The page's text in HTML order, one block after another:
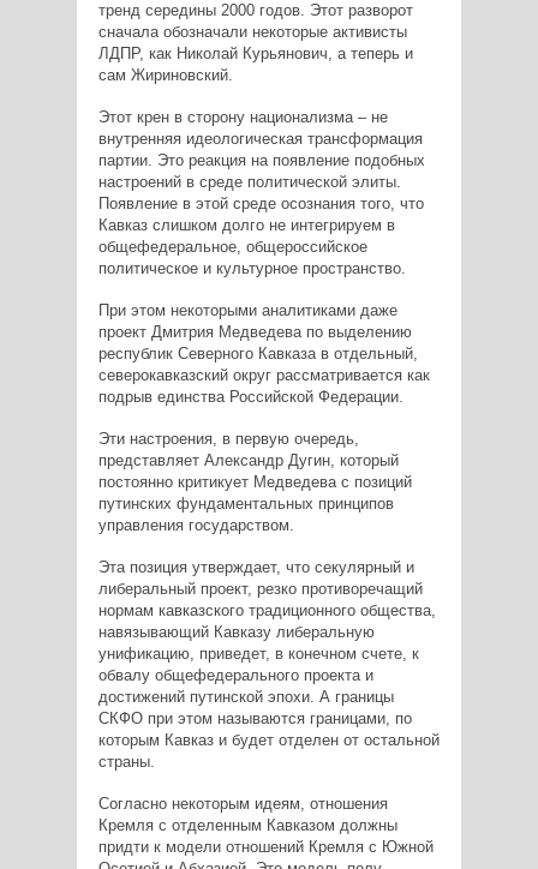
тренд середины 2000 годов. Этот разворот
сначала обозначали некоторые активисты
ЛДПР, как Николай Курьянович, а теперь и
сам Жириновский.
Этот крен в сторону национализма – не
внутренняя идеологическая трансформация
партии. Это реакция на появление подобных
настроений в среде политической элиты.
Появление в этой среде осознания того, что
Кавказ слишком долго не интегрируем в
общефедеральное, общероссийское
политическое и культурное пространство.
При этом некоторыми аналитиками даже
проект Дмитрия Медведева по выделению
республик Северного Кавказа в отдельный,
северокавказский округ рассматривается как
подрыв единства Российской Федерации.
Эти настроения, в первую очередь,
представляет Александр Дугин, который
постоянно критикует Медведева с позиций
путинских фундаментальных принципов
управления государством.
Эта позиция утверждает, что секулярный и
либеральный проект, резко противоречащий
нормам кавказского традиционного общества,
навязывающий Кавказу либеральную
унификацию, приведет, в конечном счете, к
обвалу общефедерального проекта и
достижений путинской эпохи. А границы
СКФО при этом называются границами, по
которым Кавказ и будет отделен от остальной
страны.
Согласно некоторым идеям, отношения
Кремля с отделенным Кавказом должны
придти к модели отношений Кремля с Южной